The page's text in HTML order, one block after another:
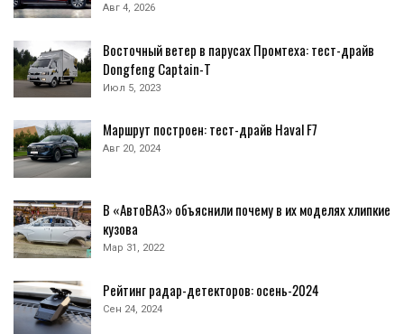
Авг 4, 2026
Восточный ветер в парусах Промтеха: тест-драйв
Dongfeng Captain-T
Июл 5, 2023
Маршрут построен: тест-драйв Haval F7
Авг 20, 2024
В «АвтоВАЗ» объяснили почему в их моделях хлипкие
кузова
Мар 31, 2022
Рейтинг радар-детекторов: осень-2024
Сен 24, 2024